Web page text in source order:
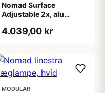
Nomad Surface
Adjustable 2x, alu
4.039,00 kr
MODULAR